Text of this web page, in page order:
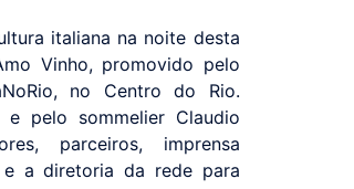
italiana na noite desta
Vinho, promovido pelo
no Centro do Rio.
e pelo sommelier Claudio
parceiros, imprensa
e a diretoria da rede para